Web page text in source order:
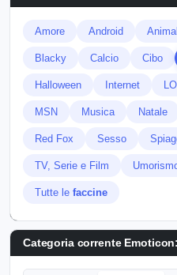
Amore Android
Blacky Calcio Cibo
Halloween Internet
MSN Musica Natale
Red Fox Sesso
TV, Serie e Film
Tutte le faccine
Categoria corrente Emoticon: